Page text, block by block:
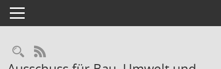
Toggle navigation
Rechercheauswahl
RSS-Feed